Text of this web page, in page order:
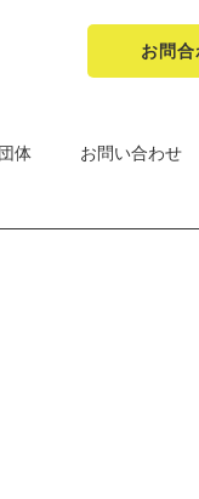
お問合
体 お問い合わせ